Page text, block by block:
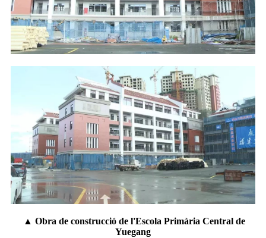
▲ Obra de construcció de l'Escola Primària Central de
Yuegang